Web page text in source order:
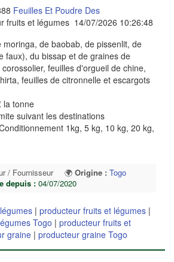
Feuilles Et Poudre Des
fruits et légumes 14/07/2026 10:26:48
de baobab, de pissenlit, de
faux), du bissap et de graines de
feuilles d'orgueil de chine,
feuilles de citronnelle et escargots
la tonne
suivant les destinations
1kg, 5 kg, 10 kg, 20 kg,
/ Fournisseur 🌍 Origine : Togo
depuis : 04/07/2020
| producteur fruits et légumes |
Togo | producteur fruits et
graine | producteur graine Togo